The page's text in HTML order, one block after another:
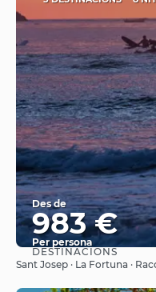
Des de
983 €
Per persona
DESTINACIONS
Sant Josep · La Fortuna ·